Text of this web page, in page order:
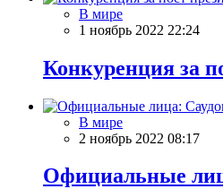
В мире
1 ноябрь 2022 22:24
Конкуренция за
В мире
2 ноябрь 2022 08:17
Официальные